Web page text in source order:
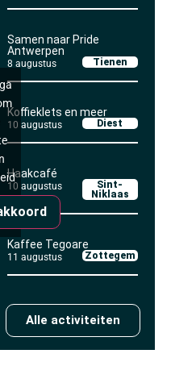
Samen naar Pride
Antwerpen
8 augustus Tienen
Koffieklets en meer
10 augustus Diest
Haakcafé
10 augustus
Sint-
Niklaas
Kaffee Tegoare
11 augustus Zottegem
Alle activiteiten